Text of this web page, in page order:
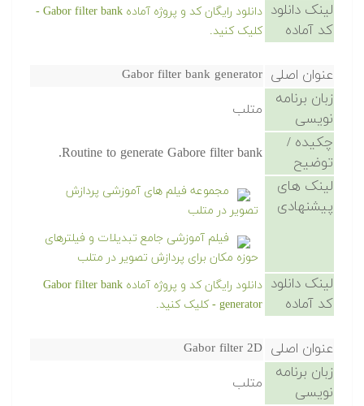
لینک دانلود
کد آماده
دانلود رایگان کد و پروژه آماده Gabor filter bank -
کلیک کنید.
عنوان اصلی Gabor filter bank generator
زبان برنامه
نویسی
متلب
چکیده /
توضیح
Routine to generate Gabore filter bank.
لینک های
پیشنهادی
مجموعه فیلم های آموزشی پردازش
تصویر در متلب
فیلم آموزشی جامع تبدیلات و فیلترهای
حوزه مکان برای پردازش تصویر در متلب
لینک دانلود
کد آماده
دانلود رایگان کد و پروژه آماده Gabor filter bank
generator - کلیک کنید.
عنوان اصلی Gabor filter 2D
زبان برنامه
نویسی
متلب